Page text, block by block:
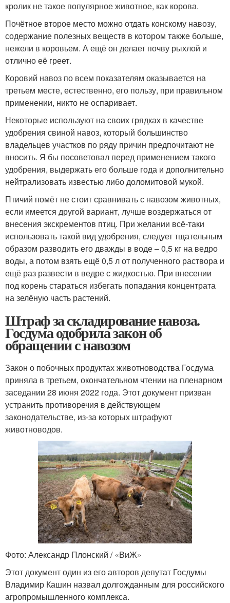
кролик не такое популярное животное, как корова.
Почётное второе место можно отдать конскому навозу,
содержание полезных веществ в котором также больше,
нежели в коровьем. А ещё он делает почву рыхлой и
отлично её греет.
Коровий навоз по всем показателям оказывается на
третьем месте, естественно, его пользу, при правильном
применении, никто не оспаривает.
Некоторые используют на своих грядках в качестве
удобрения свиной навоз, который большинство
владельцев участков по ряду причин предпочитают не
вносить. Я бы посоветовал перед применением такого
удобрения, выдержать его больше года и дополнительно
нейтрализовать известью либо доломитовой мукой.
Птичий помёт не стоит сравнивать с навозом животных,
если имеется другой вариант, лучше воздержаться от
внесения экскрементов птиц. При желании всё-таки
использовать такой вид удобрения, следует тщательным
образом разводить его дважды в воде – 0,5 кг на ведро
воды, а потом взять ещё 0,5 л от полученного раствора и
ещё раз развести в ведре с жидкостью. При внесении
под корень стараться избегать попадания концентрата
на зелёную часть растений.
Штраф за складирование навоза.
Госдума одобрила закон об
обращении с навозом
Закон о побочных продуктах животноводства Госдума
приняла в третьем, окончательном чтении на пленарном
заседании 28 июня 2022 года. Этот документ призван
устранить противоречия в действующем
законодательстве, из-за которых штрафуют
животноводов.
Фото: Александр Плонский / «ВиЖ»
Этот документ один из его авторов депутат Госдумы
Владимир Кашин назвал долгожданным для российского
агропромышленного комплекса.